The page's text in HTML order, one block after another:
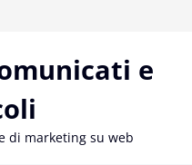
e
di marketing su web